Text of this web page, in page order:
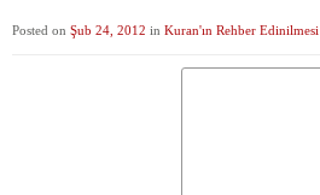
Posted on Şub 24, 2012 in Kuran'ın Rehber Edinilmesi